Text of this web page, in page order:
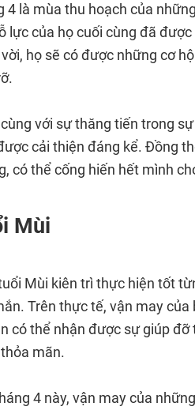
4 là mùa thu hoạch của
lực của họ cuối cùng đã
họ sẽ có được những cơ
với sự thăng tiến trong
cải thiện đáng kể. Đồng
có thể cống hiến hết mình
Mùi
Mùi kiên trì thực hiện tốt
Trên thực tế, vận may
có thể nhận được sự giúp
mãn.
4 này, vận may của